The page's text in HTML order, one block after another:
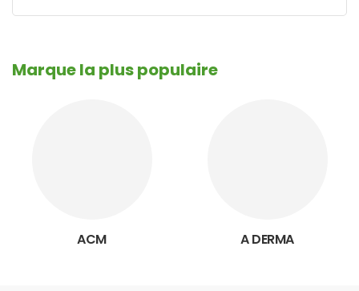
Marque la plus populaire
ACM A DERMA